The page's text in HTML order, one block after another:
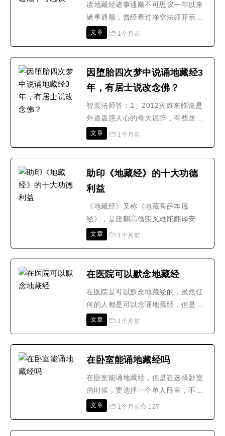
畔茶、毕舍遮、人、非人等。大众围
遶供养恭敬。尊重赞叹而为说法..
读地藏经诸事通顺不可思议一年以来
诸事通顺，曾经看过净空法师开示，
制心一处，无事不办，当时不理解，
望考上但成绩不理想，我认为是自己
不理想，我不回心，继续读地藏经回
向孩子冤亲债主，结果孩子..
文章 1个月前
因堕胎四次梦中说诵地藏经3
年，有居士说改念佛？
智渡法师答：1、2012灾难来临说是
外道蛊惑人心的夸大说辞，有些居士
迷信，迷信之言不听为好，因其自误
之余尚可念佛，不必将念经停下的。
经》时，不妨加念那摩救胎地藏菩萨
摩诃萨..
文章 1个月前
助印《地藏经》的十大功德
利益
《地藏经》又称《地藏菩萨本愿
经》，是唐朝高僧实叉难陀翻译安忍
不动犹如大地，静虑深密犹如秘藏，
界，但都是在围绕孝道在阐述。从开
到忉利天为母说法。地藏王菩萨世世
化身救度生身母亲出离三恶道之苦..
文章 1个月前
在医院可以默念地藏经
在医院是可以默念地藏经的，虽然任
何的人都是可以念诵地藏经，但是师
兄在念诵的过程中，一定要知道正确
些道理，对我们有哪些好处，下面我
生赶过来听经需要时间，读经前请先
顶礼和祈请地藏王菩萨和韦..
文章 1个月前
在卧室能诵地藏经吗
在卧室能诵地藏经，但是在选择卧室
的时候，要选择一个单人卧室，不要
在夫妻卧室。因为夫妻卧室是双方亲
文章 1个月前 127